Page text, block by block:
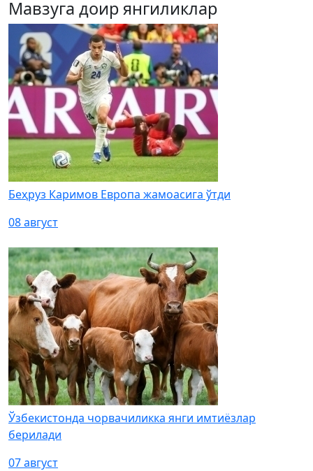
Мавзуга доир янгиликлар
Беҳруз Каримов Европа жамоасига ўтди
08 август
Ўзбекистонда чорвачиликка янги имтиёзлар
берилади
07 август